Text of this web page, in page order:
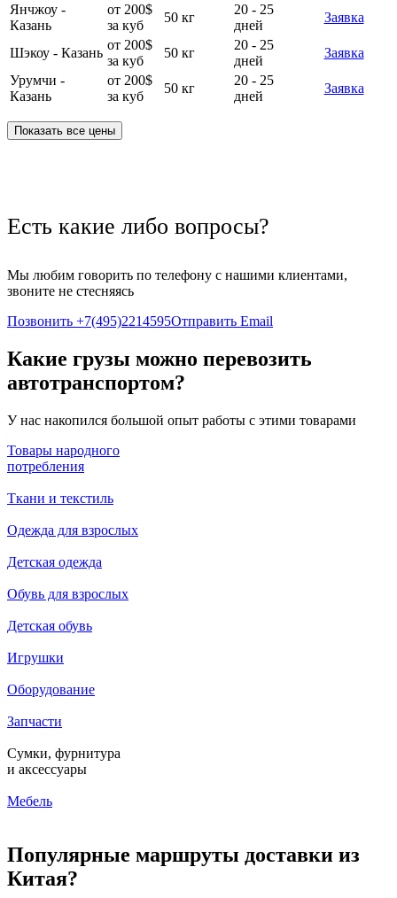
Янчжоу -
Казань
от 200$
за куб
50 кг
20 - 25
дней
Заявка
Шэкоу - Казань
от 200$
за куб
50 кг
20 - 25
дней
Заявка
Урумчи -
Казань
от 200$
за куб
50 кг
20 - 25
дней
Заявка
Показать все цены
Есть какие либо вопросы?
Мы любим говорить по телефону с нашими клиентами,
звоните не стесняясь
Позвонить +7(495)2214595Отправить Email
Какие грузы можно перевозить
автотранспортом?
У нас накопился большой опыт работы с этими товарами
Товары народного
потребления
Ткани и текстиль
Одежда для взрослых
Детская одежда
Обувь для взрослых
Детская обувь
Игрушки
Оборудование
Запчасти
Сумки, фурнитура
и аксессуары
Мебель
Популярные маршруты доставки из
Китая?